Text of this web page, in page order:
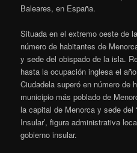
Baleares, en España.
Situada en el extremo oeste de
número de habitantes de
y sede del obispado de la isla.
hasta la ocupación inglesa el
Ciudadela superó en número de
municipio más poblado de
la capital de Menorca y sede del
Insular’, figura administrativa
gobierno insular.